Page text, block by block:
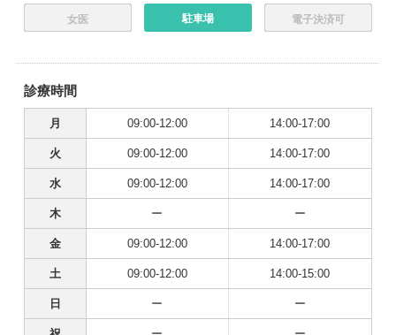
女医 駐車場 電子決済可
診療時間
月 09:00-12:00 14:00-17:00
火 09:00-12:00 14:00-17:00
水 09:00-12:00 14:00-17:00
木 ー ー
金 09:00-12:00 14:00-17:00
土 09:00-12:00 14:00-15:00
日 ー ー